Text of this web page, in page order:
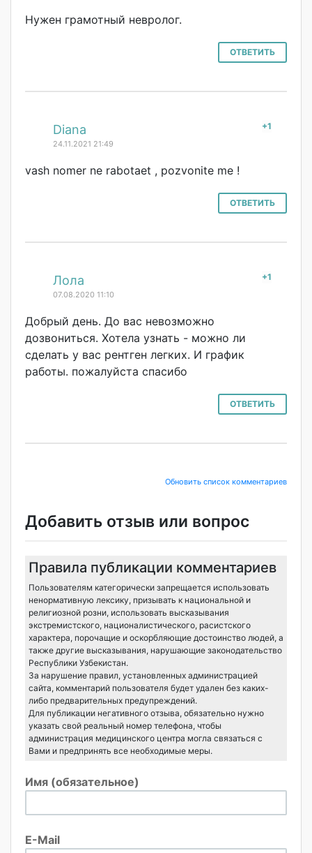
Нужен грамотный невролог.
ОТВЕТИТЬ
+1
Diana
24.11.2021 21:49
vash nomer ne rabotaet , pozvonite me !
ОТВЕТИТЬ
+1
Лола
07.08.2020 11:10
Добрый день. До вас невозможно
дозвониться. Хотела узнать - можно ли
сделать у вас рентген легких. И график
работы. пожалуйста спасибо
ОТВЕТИТЬ
Обновить список комментариев
Добавить отзыв или вопрос
Правила публикации комментариев
Пользователям категорически запрещается использовать
ненормативную лексику, призывать к национальной и
религиозной розни, использовать высказывания
экстремистского, националистического, расистского
характера, порочащие и оскорбляющие достоинство людей, а
также другие высказывания, нарушающие законодательство
Республики Узбекистан.
За нарушение правил, установленных администрацией
сайта, комментарий пользователя будет удален без каких-
либо предварительных предупреждений.
Для публикации негативного отзыва, обязательно нужно
указать свой реальный номер телефона, чтобы
администрация медицинского центра могла связаться с
Вами и предпринять все необходимые меры.
Имя (обязательное)
E-Mail